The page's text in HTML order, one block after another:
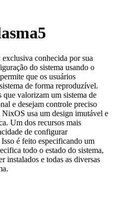
conhecida por sua
do sistema usando o
que os usuários
de forma reproduzível.
valorizam um sistema de
e desejam controle preciso
usa um design imutável e
Um dos recursos mais
de configurar
é feito especificando um
todo o estado do sistema,
instalados e todas as diversas